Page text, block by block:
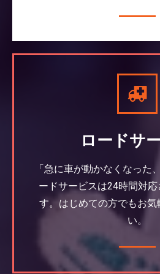
ロードサ
「急に車が動かなくなった
ードサービスは24時間対応
す。はじめての方でもお気
い。